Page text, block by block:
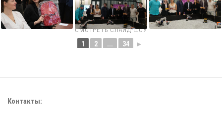
СМОТРЕТЬ СЛАЙД-ШОУ
1 2 ... 34 ►
Контакты: